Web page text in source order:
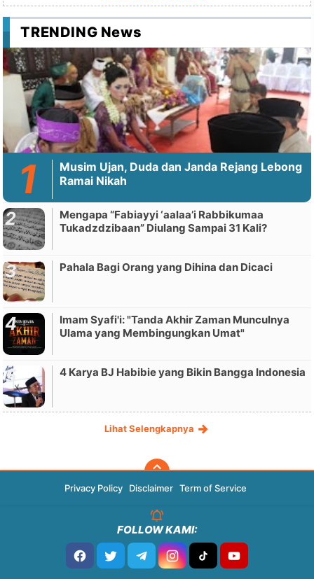
TRENDING News
Musim Ujan, Duda dan Janda Rejang Lebong
Ramai Nikah
Mengapa “Fabiayyi ‘aalaa’i Rabbikumaa
Tukadzdzibaan” Diulang Sampai 31 Kali?
Pahala Bagi Orang yang Dihina dan Dicaci
Imam Syafi'i: "Tanda Akhir Zaman Munculnya
Ulama yang Membingungkan Umat"
4 Karya BJ Habibie yang Bikin Bangga Indonesia
Lihat Selengkapnya
Privacy Policy Disclaimer Term of Service
FOLLOW KAMI: